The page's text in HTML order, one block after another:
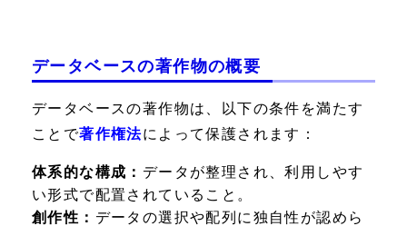
データベースの著作物の概要
データベースの著作物は、以下の条件を満たす
ことで著作権法によって保護されます：
体系的な構成： データが整理され、利用しやす
い形式で配置されていること。
創作性： データの選択や配列に独自性が認めら